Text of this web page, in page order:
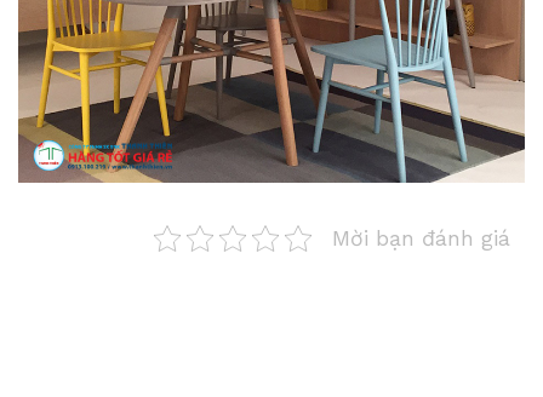
Mời bạn đánh giá